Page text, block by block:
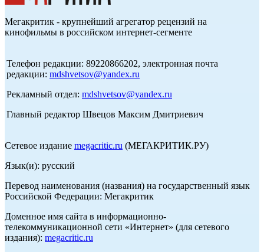
Мегакритик - крупнейший агрегатор рецензий на
кинофильмы в российском интернет-сегменте
Телефон редакции: 89220866202, электронная почта
редакции: mdshvetsov@yandex.ru
Рекламный отдел: mdshvetsov@yandex.ru
Главный редактор Швецов Максим Дмитриевич
Сетевое издание megacritic.ru (МЕГАКРИТИК.РУ)
Язык(и): русский
Перевод наименования (названия) на государственный язык
Российской Федерации: Мегакритик
Доменное имя сайта в информационно-
телекоммуникационной сети «Интернет» (для сетевого
издания): megacritic.ru